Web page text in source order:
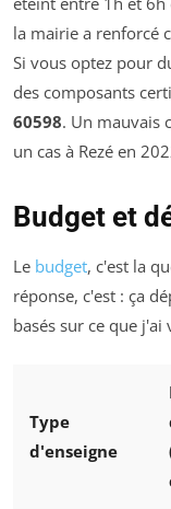
la mairie a renforcé
Si vous optez pour
des composants
60598. Un mauvais
un cas à Rezé en
Budget et
Le budget, c'est la
réponse, c'est : ça
basés sur ce que j'ai
Type
d'enseigne